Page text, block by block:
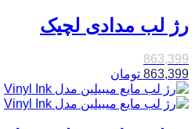
رژ لب مدادی لچیک
863,399
863,399 تومان